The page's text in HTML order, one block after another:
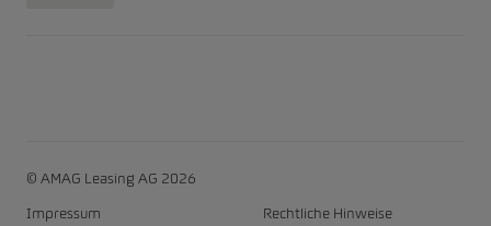
© AMAG Leasing AG 2026
Impressum
Rechtliche Hinweise